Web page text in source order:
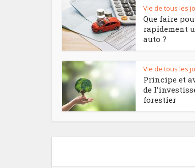
Vie de tous les
Que faire
rapidement
auto ?
Vie de tous les
Principe et
de
forestier